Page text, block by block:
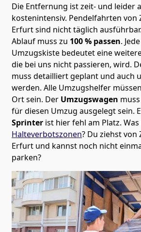
Die Entfernung ist zeit- und leider
kostenintensiv. Pendelfahrten von
Erfurt sind nicht täglich ausführbar.
Ablauf muss zu 100 % passen.
Umzugskiste bedeutet eine
die bei uns nicht passieren, wird.
muss detailliert geplant und auch
werden. Alle Umzugshelfer
Ort sein. Der Umzugswagen
für diesen Umzug ausgelegt sein.
Sprinter ist hier fehl am Platz.
Halteverbotszonen? Du ziehst von
Erfurt und kannst noch nicht
parken?